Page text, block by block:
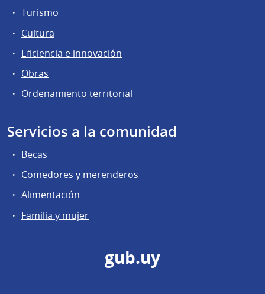
Turismo
Cultura
Eficiencia e innovación
Obras
Ordenamiento territorial
Servicios a la comunidad
Becas
Comedores y merenderos
Alimentación
Familia y mujer
gub.uy